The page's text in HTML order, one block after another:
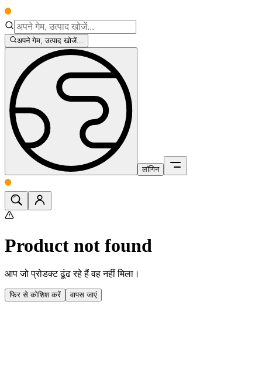
अपने गेम, उत्पाद खोजें...
लॉगिन
Product not found
आप जो प्रोडक्ट ढूंढ रहे हैं वह नहीं मिला।
फिर से कोशिश करें वापस जाएं